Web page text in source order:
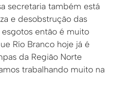
secretaria também está
e desobstrução das
então é muito
Río Branco hoje já é
da Região Norte
trabalhando muito na